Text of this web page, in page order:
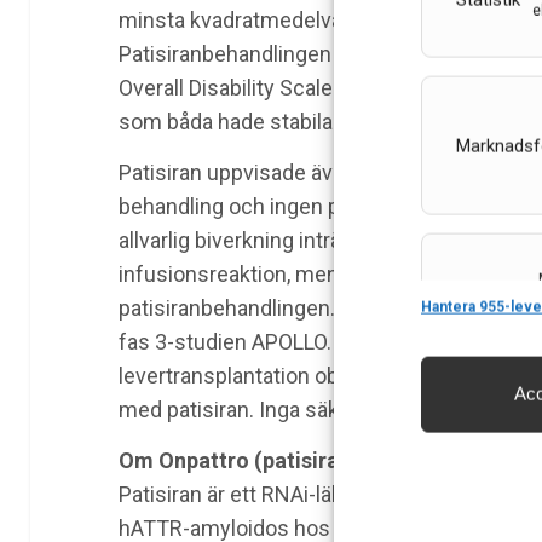
och
Hantera 955-
minsta kvadratmedelvärdet för totalpoäng
Patisiranbehandlingen medförde också
Overall Disability Scale (R-ODS) och
som båda hade stabila värden månad tolv
Patisiran uppvisade även en lovande
behandling och ingen patient avbröt
allvarlig biverkning inträffade som prövaren
infusionsreaktion, men denna gick tillbaka
patisiranbehandlingen. Biverkningar under
fas 3-studien APOLLO. Den vanligaste
levertransplantation observerades under
med patisiran. Inga säkerhetssignaler
Om Onpattro (patisiran)
Patisiran är ett RNAi-läkemedel som är
hATTR-amyloidos hos vuxna med